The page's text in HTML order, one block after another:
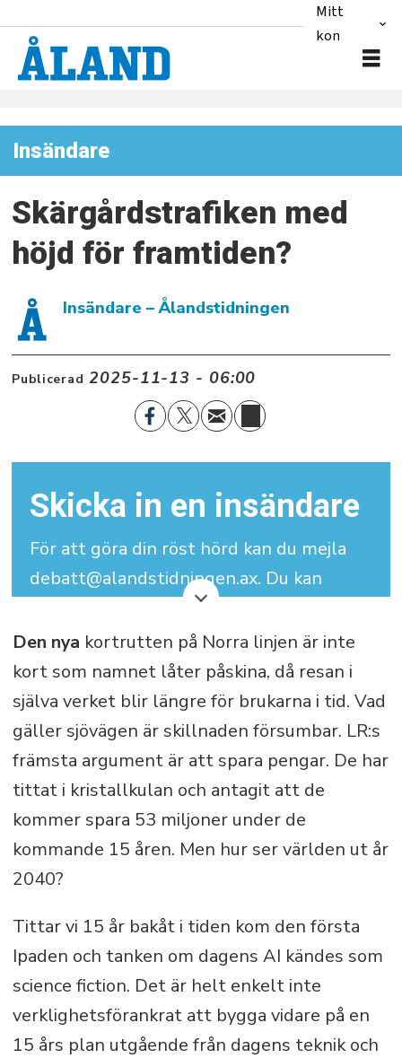
Mitt
konto
Insändare
Skärgårdstrafiken med
höjd för framtiden?
Insändare – Ålandstidningen
Publicerad 2025-11-13 - 06:00
Skicka in en insändare
För att göra din röst hörd kan du mejla
debatt@alandstidningen.ax. Du kan
skriva under med signatur men vi
behöver dina kontaktuppgifter.
Din insändare får maximalt bestå av
3.000 tecken (inklusive mellanslag).
Den nya kortrutten på Norra linjen är inte
kort som namnet låter påskina, då resan i
själva verket blir längre för brukarna i tid. Vad
gäller sjövägen är skillnaden försumbar. LR:s
främsta argument är att spara pengar. De har
tittat i kristallkulan och antagit att de
kommer spara 53 miljoner under de
kommande 15 åren. Men hur ser världen ut år
2040?
Tittar vi 15 år bakåt i tiden kom den första
Ipaden och tanken om dagens AI kändes som
science fiction. Det är helt enkelt inte
verklighetsförankrat att bygga vidare på en
15 års plan utgående från dagens teknik och